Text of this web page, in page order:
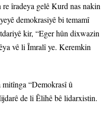
îradeya gelê Kurd nas nakin
demokrasiyê bi temamî
kir, “Eger hûn dixwazin
vê li Îmralî ye. Keremkin
“Demokrasî û
de li Êlihê bê lidarxistin.